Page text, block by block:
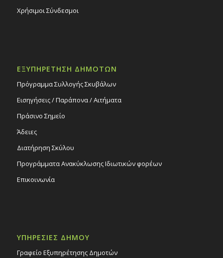
Χρήσιμοι Σύνδεσμοι
ΕΞΥΠΗΡΕΤΗΣΗ ΔΗΜΟΤΩΝ
Πρόγραμμα Συλλογής Σκυβάλων
Εισηγήσεις / Παράπονα / Αιτήματα
Πράσινο Σημείο
Άδειες
Διατήρηση Σκύλου
Προγράμματα Ανακύκλωσης Ιδιωτικών φορέων
Επικοινωνία
ΥΠΗΡΕΣΙΕΣ ΔΗΜΟΥ
Γραφείο Εξυπηρέτησης Δημοτών